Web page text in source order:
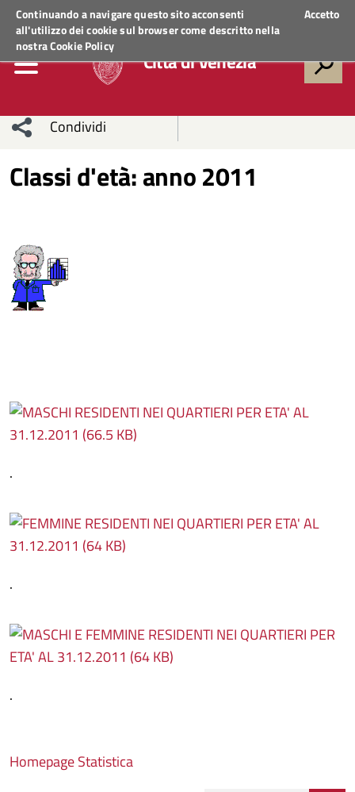
Continuando a navigare questo sito acconsenti
all'utilizzo dei cookie sul browser come descritto nella
nostraCookie Policy
Accetto
Regione VenetoACCEDI AI SERVIZI
Città di Venezia
Condividi
network
Condividi
Condividi
Classi d'età: anno 2011
.
.
.
Homepage Statistica